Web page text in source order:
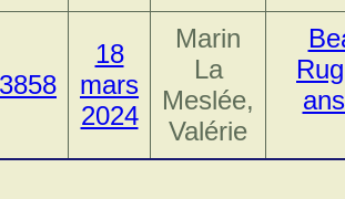
18
mars
2024
Marin
La
Meslée,
Valérie